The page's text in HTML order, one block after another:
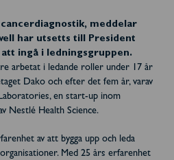
meddelar
har utsetts till President
ingå i ledningsgruppen.
arbetat i ledande roller under 17 år
Dako och efter det fem år, varav
en start-up inom
Nestlé Health Science.
av att bygga upp och leda
Med 25 års erfarenhet